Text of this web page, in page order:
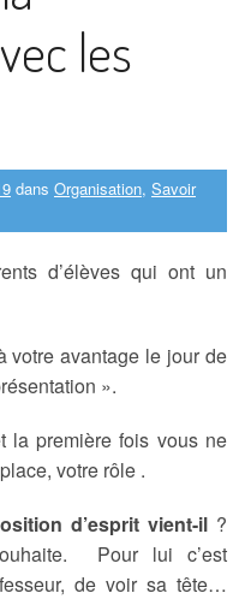
les
dans Organisation, Savoir
d’élèves qui ont un
votre avantage le jour de
».
la première fois vous ne
votre rôle .
d’esprit vient-il ?
Pour lui c’est
de voir sa tête…